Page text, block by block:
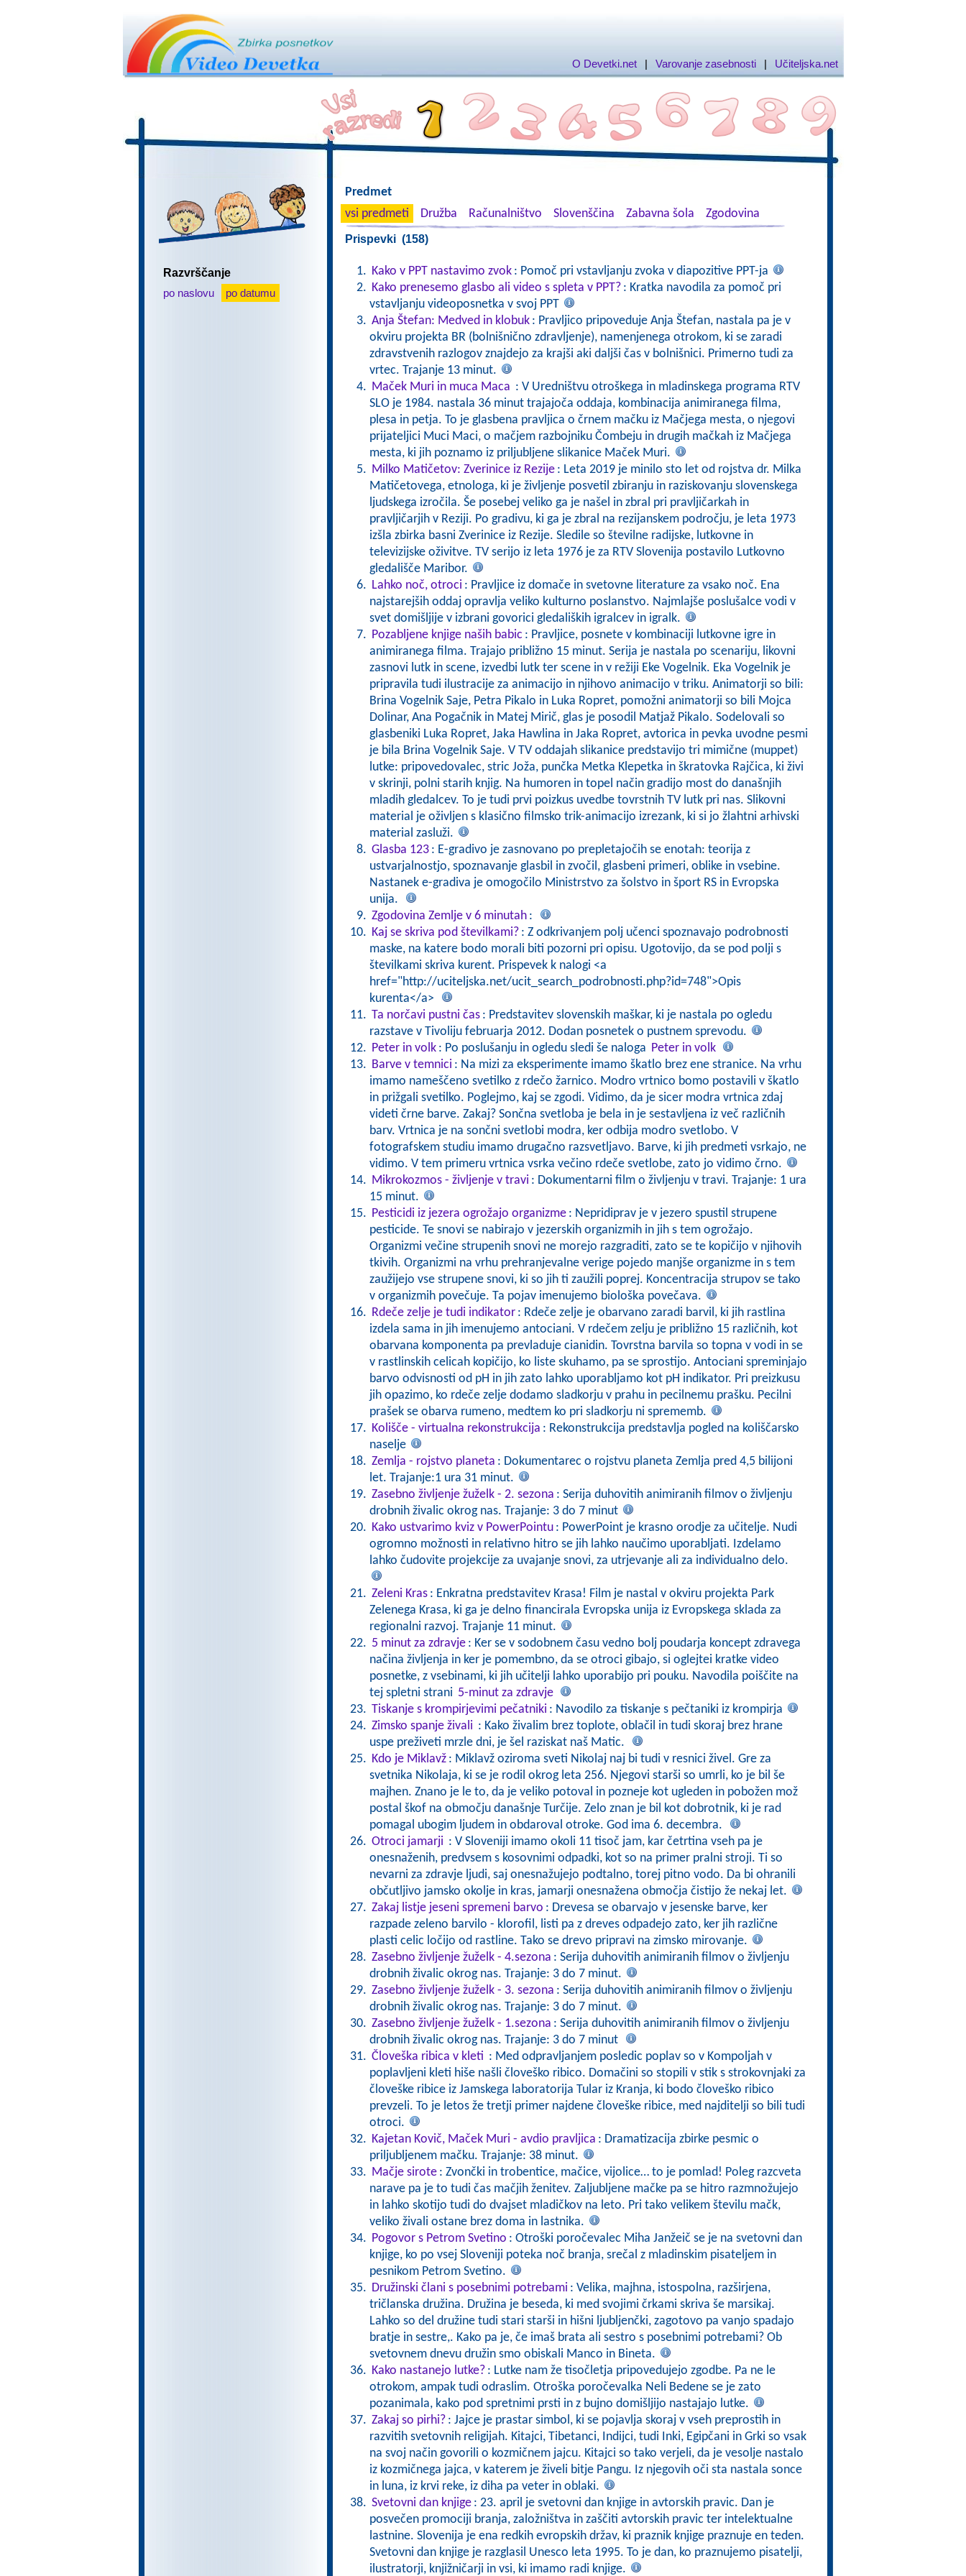
O Devetki.net | Varovanje zasebnosti | Učiteljska.net
Razvrščanje
po naslovu
po datumu
Predmet
vsi predmeti
Družba Računalništvo Slovenščina Zabavna šola Zgodovina
Prispevki (158)
Kako v PPT nastavimo zvok : Pomoč pri vstavljanju zvoka v diapozitive PPT-ja
Kako prenesemo glasbo ali video s spleta v PPT? : Kratka navodila za pomoč pri
vstavljanju videoposnetka v svoj PPT
Anja Štefan: Medved in klobuk : Pravljico pripoveduje Anja Štefan, nastala pa je v
okviru projekta BR (bolnišnično zdravljenje), namenjenega otrokom, ki se zaradi
zdravstvenih razlogov znajdejo za krajši aki daljši čas v bolnišnici. Primerno tudi za
vrtec. Trajanje 13 minut.
Maček Muri in muca Maca : V Uredništvu otroškega in mladinskega programa RTV
SLO je 1984. nastala 36 minut trajajoča oddaja, kombinacija animiranega filma,
plesa in petja. To je glasbena pravljica o črnem mačku iz Mačjega mesta, o njegovi
prijateljici Muci Maci, o mačjem razbojniku Čombeju in drugih mačkah iz Mačjega
mesta, ki jih poznamo iz priljubljene slikanice Maček Muri.
Milko Matičetov: Zverinice iz Rezije : Leta 2019 je minilo sto let od rojstva dr. Milka
Matičetovega, etnologa, ki je življenje posvetil zbiranju in raziskovanju slovenskega
ljudskega izročila. Še posebej veliko ga je našel in zbral pri pravljičarkah in
pravljičarjih v Reziji. Po gradivu, ki ga je zbral na rezijanskem področju, je leta 1973
izšla zbirka basni Zverinice iz Rezije. Sledile so številne radijske, lutkovne in
televizijske oživitve. TV serijo iz leta 1976 je za RTV Slovenija postavilo Lutkovno
gledališče Maribor.
Lahko noč, otroci : Pravljice iz domače in svetovne literature za vsako noč. Ena
najstarejših oddaj opravlja veliko kulturno poslanstvo. Najmlajše poslušalce vodi v
svet domišljije v izbrani govorici gledaliških igralcev in igralk.
Pozabljene knjige naših babic : Pravljice, posnete v kombinaciji lutkovne igre in
animiranega filma. Trajajo približno 15 minut. Serija je nastala po scenariju, likovni
zasnovi lutk in scene, izvedbi lutk ter scene in v režiji Eke Vogelnik. Eka Vogelnik je
pripravila tudi ilustracije za animacijo in njihovo animacijo v triku. Animatorji so bili:
Brina Vogelnik Saje, Petra Pikalo in Luka Ropret, pomožni animatorji so bili Mojca
Dolinar, Ana Pogačnik in Matej Mirič, glas je posodil Matjaž Pikalo. Sodelovali so
glasbeniki Luka Ropret, Jaka Hawlina in Jaka Ropret, avtorica in pevka uvodne pesmi
je bila Brina Vogelnik Saje. V TV oddajah slikanice predstavijo tri mimične (muppet)
lutke: pripovedovalec, stric Joža, punčka Metka Klepetka in škratovka Rajčica, ki živi
v skrinji, polni starih knjig. Na humoren in topel način gradijo most do današnjih
mladih gledalcev. To je tudi prvi poizkus uvedbe tovrstnih TV lutk pri nas. Slikovni
material je oživljen s klasično filmsko trik-animacijo izrezank, ki si jo žlahtni arhivski
material zasluži.
Glasba 123 : E-gradivo je zasnovano po prepletajočih se enotah: teorija z
ustvarjalnostjo, spoznavanje glasbil in zvočil, glasbeni primeri, oblike in vsebine.
Nastanek e-gradiva je omogočilo Ministrstvo za šolstvo in šport RS in Evropska
unija.
Zgodovina Zemlje v 6 minutah :
Kaj se skriva pod številkami? : Z odkrivanjem polj učenci spoznavajo podrobnosti
maske, na katere bodo morali biti pozorni pri opisu. Ugotovijo, da se pod polji s
številkami skriva kurent. Prispevek k nalogi <a
href="http://uciteljska.net/ucit_search_podrobnosti.php?id=748">Opis
kurenta</a>
Ta norčavi pustni čas : Predstavitev slovenskih maškar, ki je nastala po ogledu
razstave v Tivoliju februarja 2012. Dodan posnetek o pustnem sprevodu.
Peter in volk : Po poslušanju in ogledu sledi še naloga Peter in volk
Barve v temnici : Na mizi za eksperimente imamo škatlo brez ene stranice. Na vrhu
imamo nameščeno svetilko z rdečo žarnico. Modro vrtnico bomo postavili v škatlo
in prižgali svetilko. Poglejmo, kaj se zgodi. Vidimo, da je sicer modra vrtnica zdaj
videti črne barve. Zakaj? Sončna svetloba je bela in je sestavljena iz več različnih
barv. Vrtnica je na sončni svetlobi modra, ker odbija modro svetlobo. V
fotografskem studiu imamo drugačno razsvetljavo. Barve, ki jih predmeti vsrkajo, ne
vidimo. V tem primeru vrtnica vsrka večino rdeče svetlobe, zato jo vidimo črno.
Mikrokozmos - življenje v travi : Dokumentarni film o življenju v travi. Trajanje: 1 ura
15 minut.
Pesticidi iz jezera ogrožajo organizme : Nepridiprav je v jezero spustil strupene
pesticide. Te snovi se nabirajo v jezerskih organizmih in jih s tem ogrožajo.
Organizmi večine strupenih snovi ne morejo razgraditi, zato se te kopičijo v njihovih
tkivih. Organizmi na vrhu prehranjevalne verige pojedo manjše organizme in s tem
zaužijejo vse strupene snovi, ki so jih ti zaužili poprej. Koncentracija strupov se tako
v organizmih povečuje. Ta pojav imenujemo biološka povečava.
Rdeče zelje je tudi indikator : Rdeče zelje je obarvano zaradi barvil, ki jih rastlina
izdela sama in jih imenujemo antociani. V rdečem zelju je približno 15 različnih, kot
obarvana komponenta pa prevladuje cianidin. Tovrstna barvila so topna v vodi in se
v rastlinskih celicah kopičijo, ko liste skuhamo, pa se sprostijo. Antociani spreminjajo
barvo odvisnosti od pH in jih zato lahko uporabljamo kot pH indikator. Pri preizkusu
jih opazimo, ko rdeče zelje dodamo sladkorju v prahu in pecilnemu prašku. Pecilni
prašek se obarva rumeno, medtem ko pri sladkorju ni sprememb.
Kolišče - virtualna rekonstrukcija : Rekonstrukcija predstavlja pogled na koliščarsko
naselje
Zemlja - rojstvo planeta : Dokumentarec o rojstvu planeta Zemlja pred 4,5 bilijoni
let. Trajanje:1 ura 31 minut.
Zasebno življenje žuželk - 2. sezona : Serija duhovitih animiranih filmov o življenju
drobnih živalic okrog nas. Trajanje: 3 do 7 minut
Kako ustvarimo kviz v PowerPointu : PowerPoint je krasno orodje za učitelje. Nudi
ogromno možnosti in relativno hitro se jih lahko naučimo uporabljati. Izdelamo
lahko čudovite projekcije za uvajanje snovi, za utrjevanje ali za individualno delo.
Zeleni Kras : Enkratna predstavitev Krasa! Film je nastal v okviru projekta Park
Zelenega Krasa, ki ga je delno financirala Evropska unija iz Evropskega sklada za
regionalni razvoj. Trajanje 11 minut.
5 minut za zdravje : Ker se v sodobnem času vedno bolj poudarja koncept zdravega
načina življenja in ker je pomembno, da se otroci gibajo, si oglejtei kratke video
posnetke, z vsebinami, ki jih učitelji lahko uporabijo pri pouku. Navodila poiščite na
tej spletni strani 5-minut za zdravje
Tiskanje s krompirjevimi pečatniki : Navodilo za tiskanje s pečtaniki iz krompirja
Zimsko spanje živali : Kako živalim brez toplote, oblačil in tudi skoraj brez hrane
uspe preživeti mrzle dni, je šel raziskat naš Matic.
Kdo je Miklavž : Miklavž oziroma sveti Nikolaj naj bi tudi v resnici živel. Gre za
svetnika Nikolaja, ki se je rodil okrog leta 256. Njegovi starši so umrli, ko je bil še
majhen. Znano je le to, da je veliko potoval in pozneje kot ugleden in pobožen mož
postal škof na območju današnje Turčije. Zelo znan je bil kot dobrotnik, ki je rad
pomagal ubogim ljudem in obdaroval otroke. God ima 6. decembra.
Otroci jamarji : V Sloveniji imamo okoli 11 tisoč jam, kar četrtina vseh pa je
onesnaženih, predvsem s kosovnimi odpadki, kot so na primer pralni stroji. Ti so
nevarni za zdravje ljudi, saj onesnažujejo podtalno, torej pitno vodo. Da bi ohranili
občutljivo jamsko okolje in kras, jamarji onesnažena območja čistijo že nekaj let.
Zakaj listje jeseni spremeni barvo : Drevesa se obarvajo v jesenske barve, ker
razpade zeleno barvilo - klorofil, listi pa z dreves odpadejo zato, ker jih različne
plasti celic ločijo od rastline. Tako se drevo pripravi na zimsko mirovanje.
Zasebno življenje žuželk - 4.sezona : Serija duhovitih animiranih filmov o življenju
drobnih živalic okrog nas. Trajanje: 3 do 7 minut.
Zasebno življenje žuželk - 3. sezona : Serija duhovitih animiranih filmov o življenju
drobnih živalic okrog nas. Trajanje: 3 do 7 minut.
Zasebno življenje žuželk - 1.sezona : Serija duhovitih animiranih filmov o življenju
drobnih živalic okrog nas. Trajanje: 3 do 7 minut
Človeška ribica v kleti : Med odpravljanjem posledic poplav so v Kompoljah v
poplavljeni kleti hiše našli človeško ribico. Domačini so stopili v stik s strokovnjaki za
človeške ribice iz Jamskega laboratorija Tular iz Kranja, ki bodo človeško ribico
prevzeli. To je letos že tretji primer najdene človeške ribice, med najditelji so bili tudi
otroci.
Kajetan Kovič, Maček Muri - avdio pravljica : Dramatizacija zbirke pesmic o
priljubljenem mačku. Trajanje: 38 minut.
Mačje sirote : Zvončki in trobentice, mačice, vijolice… to je pomlad! Poleg razcveta
narave pa je to tudi čas mačjih ženitev. Zaljubljene mačke pa se hitro razmnožujejo
in lahko skotijo tudi do dvajset mladičkov na leto. Pri tako velikem številu mačk,
veliko živali ostane brez doma in lastnika.
Pogovor s Petrom Svetino : Otroški poročevalec Miha Janžeič se je na svetovni dan
knjige, ko po vsej Sloveniji poteka noč branja, srečal z mladinskim pisateljem in
pesnikom Petrom Svetino.
Družinski člani s posebnimi potrebami : Velika, majhna, istospolna, razširjena,
tričlanska družina. Družina je beseda, ki med svojimi črkami skriva še marsikaj.
Lahko so del družine tudi stari starši in hišni ljubljenčki, zagotovo pa vanjo spadajo
bratje in sestre,. Kako pa je, če imaš brata ali sestro s posebnimi potrebami? Ob
svetovnem dnevu družin smo obiskali Manco in Bineta.
Kako nastanejo lutke? : Lutke nam že tisočletja pripovedujejo zgodbe. Pa ne le
otrokom, ampak tudi odraslim. Otroška poročevalka Neli Bedene se je zato
pozanimala, kako pod spretnimi prsti in z bujno domišljijo nastajajo lutke.
Zakaj so pirhi? : Jajce je prastar simbol, ki se pojavlja skoraj v vseh preprostih in
razvitih svetovnih religijah. Kitajci, Tibetanci, Indijci, tudi Inki, Egipčani in Grki so vsak
na svoj način govorili o kozmičnem jajcu. Kitajci so tako verjeli, da je vesolje nastalo
iz kozmičnega jajca, v katerem je živeli bitje Pangu. Iz njegovih oči sta nastala sonce
in luna, iz krvi reke, iz diha pa veter in oblaki.
Svetovni dan knjige : 23. april je svetovni dan knjige in avtorskih pravic. Dan je
posvečen promociji branja, založništva in zaščiti avtorskih pravic ter intelektualne
lastnine. Slovenija je ena redkih evropskih držav, ki praznik knjige praznuje en teden.
Svetovni dan knjige je razglasil Unesco leta 1995. To je dan, ko praznujemo pisatelji,
ilustratorji, knjižničarji in vsi, ki imamo radi knjige.